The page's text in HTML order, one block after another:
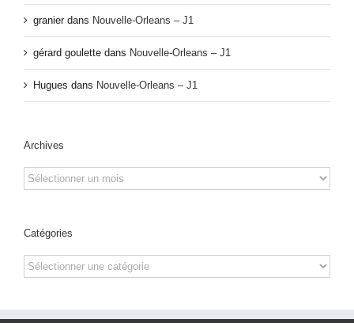
granierdans Nouvelle-Orleans – J1
gérard goulette dans Nouvelle-Orleans – J1
Hugues dans Nouvelle-Orleans – J1
Archives
Archives
Catégories
Catégories